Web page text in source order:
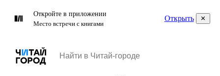
Откройте в приложении
Место встречи с книгами
Открыть